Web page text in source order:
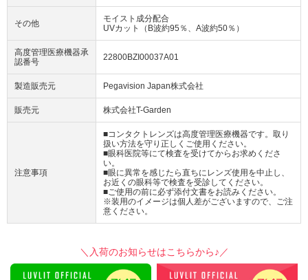
その他
モイスト成分配合
UVカット（B波約95％、A波約50％）
高度管理医療機器承
認番号
22800BZI00037A01
製造販売元 Pegavision Japan株式会社
販売元 株式会社T-Garden
注意事項
■コンタクトレンズは高度管理医療機器です。取り
扱い方法を守り正しくご使用ください。
■眼科医院等にて検査を受けてからお求めくださ
い。
■眼に異常を感じたら直ちにレンズ使用を中止し、
お近くの眼科等で検査を受診してください。
■ご使用の前に必ず添付文書をお読みください。
※装用のイメージは個人差がございますので、ご注
意ください。
＼入荷のお知らせはこちらから♪／